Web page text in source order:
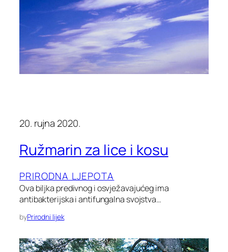
20. rujna 2020.
Ružmarin za lice i kosu
PRIRODNA LJEPOTA
Ova biljka predivnog i osvježavajućeg ima
antibakterijska i antifungalna svojstva…
byPrirodni lijek